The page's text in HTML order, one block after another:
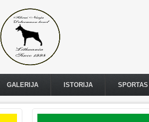
GALERIJA ISTORIJA SPORTAS